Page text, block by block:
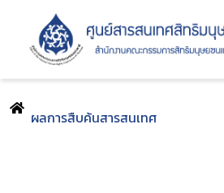
ผลการสืบค้นสารสนเทศ